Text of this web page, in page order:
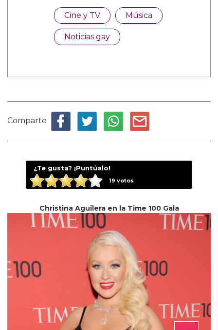
Cine y TV Música
Noticias gay
Comparte
¿Te gusta? ¡Puntúalo!
19 votos
Christina Aguilera en la Time 100 Gala